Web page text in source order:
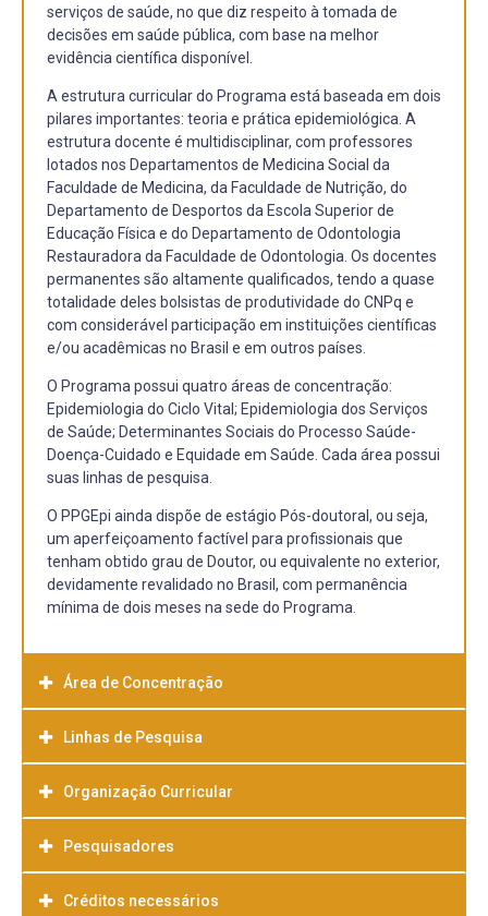
serviços de saúde, no que diz respeito à tomada de
decisões em saúde pública, com base na melhor
evidência científica disponível.
A estrutura curricular do Programa está baseada em dois
pilares importantes: teoria e prática epidemiológica. A
estrutura docente é multidisciplinar, com professores
lotados nos Departamentos de Medicina Social da
Faculdade de Medicina, da Faculdade de Nutrição, do
Departamento de Desportos da Escola Superior de
Educação Física e do Departamento de Odontologia
Restauradora da Faculdade de Odontologia. Os docentes
permanentes são altamente qualificados, tendo a quase
totalidade deles bolsistas de produtividade do CNPq e
com considerável participação em instituições científicas
e/ou acadêmicas no Brasil e em outros países.
O Programa possui quatro áreas de concentração:
Epidemiologia do Ciclo Vital; Epidemiologia dos Serviços
de Saúde; Determinantes Sociais do Processo Saúde-
Doença-Cuidado e Equidade em Saúde. Cada área possui
suas linhas de pesquisa.
O PPGEpi ainda dispõe de estágio Pós-doutoral, ou seja,
um aperfeiçoamento factível para profissionais que
tenham obtido grau de Doutor, ou equivalente no exterior,
devidamente revalidado no Brasil, com permanência
mínima de dois meses na sede do Programa.
Área de Concentração
Linhas de Pesquisa
Organização Curricular
Pesquisadores
Créditos necessários